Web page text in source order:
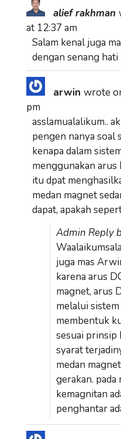
alief rakhman
at 12:37 am
Salam kenal juga
dengan senang
arwin wrote
pm
asslamualalikum..
pengen nanya soal
kenapa dalam
menggunakan arus
itu dpat
medan magnet
dapat, apakah
Admin Reply
juga mas
karena arus
magnet, arus
melalui
membentuk
sesuai prinsip
syarat
medan
gerakan.
kemagnitan
penghantar